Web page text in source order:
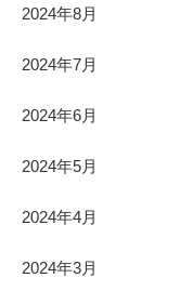
2024年8月
2024年7月
2024年6月
2024年5月
2024年4月
2024年3月